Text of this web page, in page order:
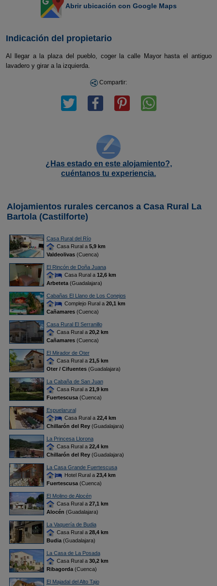
Abrir ubicación con Google Maps
Indicación del propietario
Al llegar a la plaza del pueblo, coger la calle Mayor hasta el antiguo
lavadero y girar a la izquierda.
Compartir:
¿Has estado en este alojamiento?,
cuéntanos tu experiencia.
Alojamientos rurales cercanos a Casa Rural La
Bartola (Castilforte)
Casa Rural del Río
Casa Rural a 5,9 km
Valdeolivas(Cuenca)
El Rincón de Doña Juana
Casa Rural a 12,6 km
Arbeteta(Guadalajara)
Cabañas El Llano de Los Conejos
Complejo Rural a 20,1 km
Cañamares(Cuenca)
Casa Rural El Serranillo
Casa Rural a 20,2 km
Cañamares(Cuenca)
El Mirador de Oter
Casa Rural a 21,5 km
Oter / Cifuentes(Guadalajara)
La Cabaña de San Juan
Casa Rural a 21,9 km
Fuertescusa(Cuenca)
Espuelarural
Casa Rural a 22,4 km
Chillarón del Rey(Guadalajara)
La Princesa Llorona
Casa Rural a 22,4 km
Chillarón del Rey(Guadalajara)
La Casa Grande Fuertescusa
Hotel Rural a 23,4 km
Fuertescusa(Cuenca)
El Molino de Alocén
Casa Rural a 27,1 km
Alocén (Guadalajara)
La Vaquería de Budia
Casa Rural a 28,4 km
Budia(Guadalajara)
La Casa de La Posada
Casa Rural a 30,2 km
Ribagorda(Cuenca)
El Majadal del Alto Tajo